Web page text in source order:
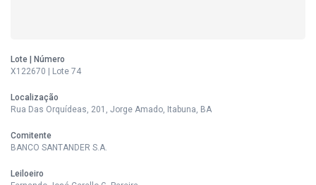
Lote | Número
X122670 | Lote 74
Localização
Rua Das Orquídeas, 201, Jorge Amado, Itabuna, BA
Comitente
BANCO SANTANDER S.A.
Leiloeiro